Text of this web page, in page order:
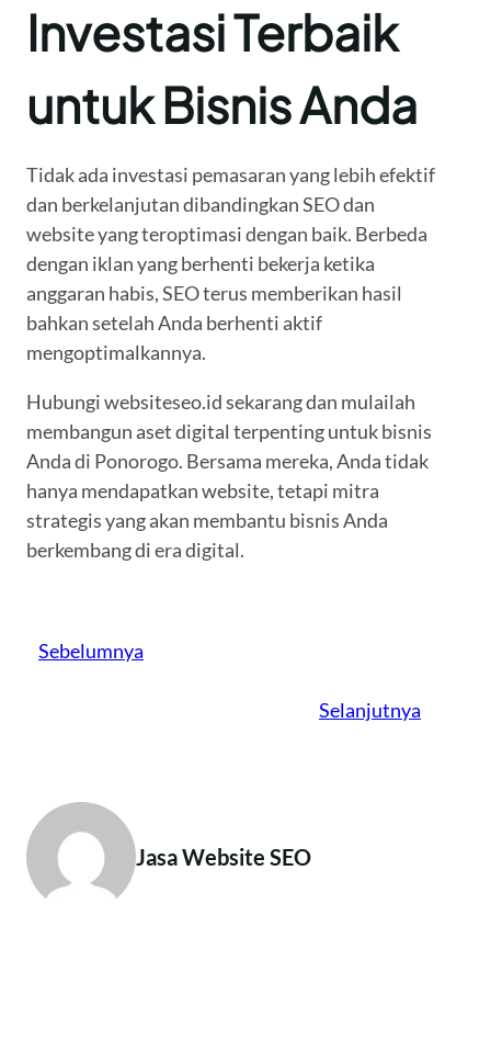
Investasi Terbaik
untuk Bisnis Anda
Tidak ada investasi pemasaran yang lebih efektif
dan berkelanjutan dibandingkan SEO dan
website yang teroptimasi dengan baik. Berbeda
dengan iklan yang berhenti bekerja ketika
anggaran habis, SEO terus memberikan hasil
bahkan setelah Anda berhenti aktif
mengoptimalkannya.
Hubungi websiteseo.id sekarang dan mulailah
membangun aset digital terpenting untuk bisnis
Anda di Ponorogo. Bersama mereka, Anda tidak
hanya mendapatkan website, tetapi mitra
strategis yang akan membantu bisnis Anda
berkembang di era digital.
Sebelumnya
Selanjutnya
Jasa Website SEO